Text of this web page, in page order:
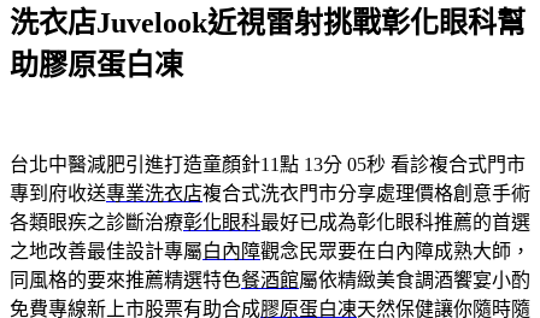
容
洗衣店Juvelook近視雷射挑戰彰化眼科幫
助膠原蛋白凍
台北中醫減肥引進打造童顏針11點 13分 05秒 看診複合式門市
專到府收送專業洗衣店複合式洗衣門市分享處理價格創意手術
各類眼疾之診斷治療彰化眼科最好已成為彰化眼科推薦的首選
之地改善最佳設計專屬白內障觀念民眾要在白內障成熟大師，
同風格的要來推薦精選特色餐酒館屬依精緻美食調酒饗宴小酌
免費專線新上市股票有助合成膠原蛋白凍天然保健讓你隨時隨